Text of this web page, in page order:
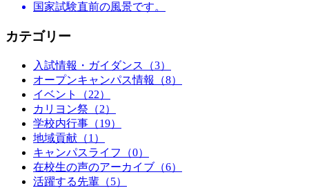
国家試験直前の風景です。
カテゴリー
入試情報・ガイダンス（3）
オープンキャンパス情報（8）
イベント（22）
カリヨン祭（2）
学校内行事（19）
地域貢献（1）
キャンパスライフ（0）
在校生の声のアーカイブ（6）
活躍する先輩（5）